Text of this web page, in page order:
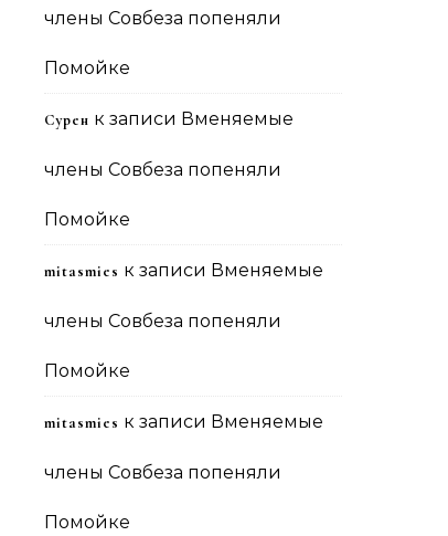
члены Совбеза попеняли
Помойке
Сурен к записи Вменяемые
члены Совбеза попеняли
Помойке
mitasmies к записи Вменяемые
члены Совбеза попеняли
Помойке
mitasmies к записи Вменяемые
члены Совбеза попеняли
Помойке